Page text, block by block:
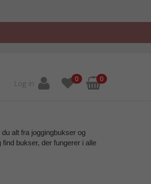
Log in 0 0
alt fra joggingbukser og
bukser, der fungerer i alle